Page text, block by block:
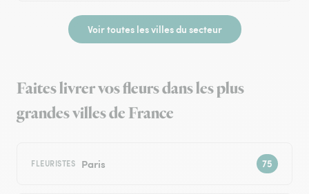
Voir toutes les villes du secteur
Faites livrer vos fleurs dans les plus
grandes villes de France
FLEURISTES Paris